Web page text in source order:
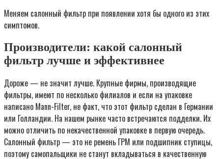
Меняем салонный фильтр при появлении хотя бы одного из этих
симптомов.
Производители: какой салонный
фильтр лучше и эффективнее
Дороже — не значит лучше. Крупные фирмы, производящие
фильтры, имеют по несколько филиалов и если на упаковке
написано Mann-Filter, не факт, что этот фильтр сделан в Германии
или Голландии. На нашем рынке часто встречаются подделки. Их
можно отличить по некачественной упаковке в первую очередь.
Салонный фильтр — это не ремень ГРМ или подшипник ступицы,
поэтому самопальщики не станут вкладываться в качественную